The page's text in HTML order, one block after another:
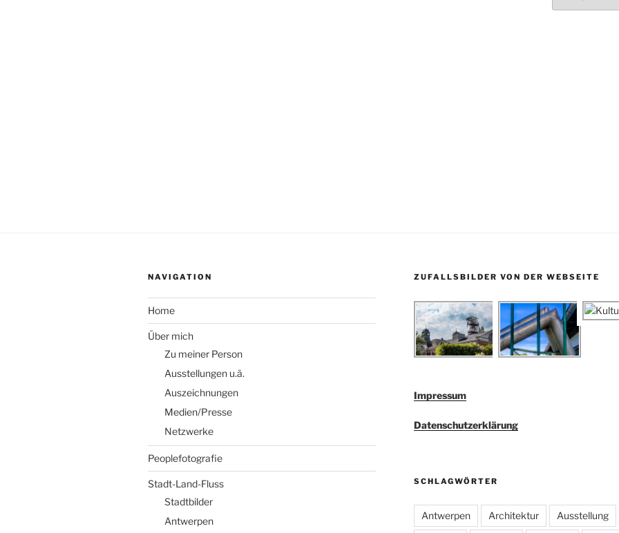
NAVIGATION
Home
Über mich
Zu meiner Person
Ausstellungen u.ä.
Auszeichnungen
Medien/Presse
Netzwerke
Peoplefotografie
Stadt-Land-Fluss
Stadtbilder
Antwerpen
ZUFALLSBILDER VON DER WEBSEITE
Impressum
Datenschutzerklärung
SCHLAGWÖRTER
Antwerpen Architektur Ausstellung